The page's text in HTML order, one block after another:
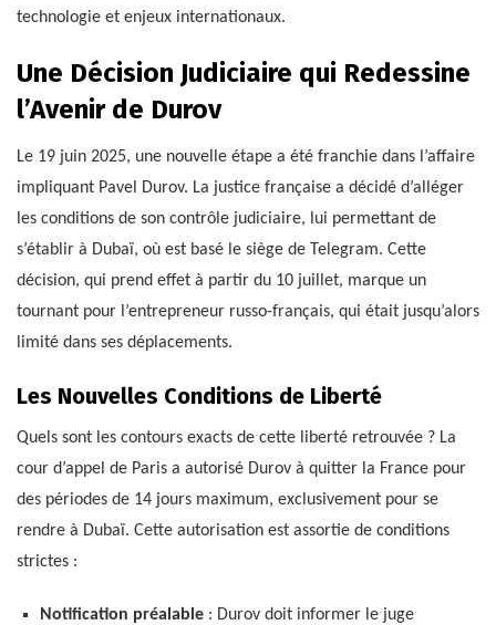
technologie et enjeux internationaux.
Une Décision Judiciaire qui Redessine
l’Avenir de Durov
Le 19 juin 2025, une nouvelle étape a été franchie dans l’affaire
impliquant Pavel Durov. La justice française a décidé d’alléger
les conditions de son contrôle judiciaire, lui permettant de
s’établir à Dubaï, où est basé le siège de Telegram. Cette
décision, qui prend effet à partir du 10 juillet, marque un
tournant pour l’entrepreneur russo-français, qui était jusqu’alors
limité dans ses déplacements.
Les Nouvelles Conditions de Liberté
Quels sont les contours exacts de cette liberté retrouvée ? La
cour d’appel de Paris a autorisé Durov à quitter la France pour
des périodes de 14 jours maximum, exclusivement pour se
rendre à Dubaï. Cette autorisation est assortie de conditions
strictes :
Notification préalable: Durov doit informer le juge